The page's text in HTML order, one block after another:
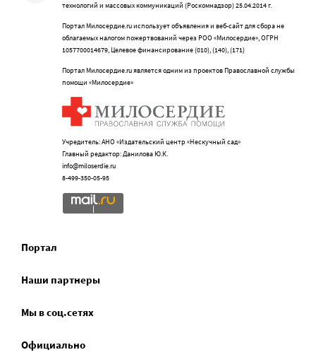
технологий и массовых коммуникаций (Роскомнадзор) 25.04.2014 г.
Портал Милосердие.ru использует объявления и веб-сайт для сбора не
облагаемых налогом пожертвований через РОО «Милосердие», ОГРН
1057700014679, Целевое финансирование (010), (140), (171)
Портал Милосердие.ru является одним из проектов Православной службы
помощи «Милосердие»
Учредитель: АНО «Издательский центр «Нескучный сад»
Главный редактор: Данилова Ю.К.
info@miloserdie.ru
8-499-350-05-95
Портал
Наши партнеры
Мы в соц.сетях
Официально